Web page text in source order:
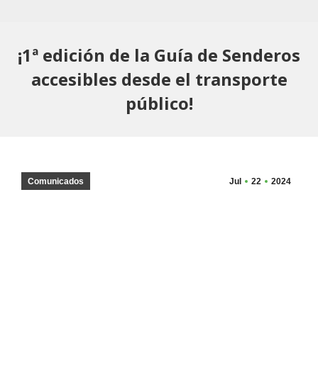
¡1ª edición de la Guía de Senderos
accesibles desde el transporte
público!
Jul 22 2024
Comunicados